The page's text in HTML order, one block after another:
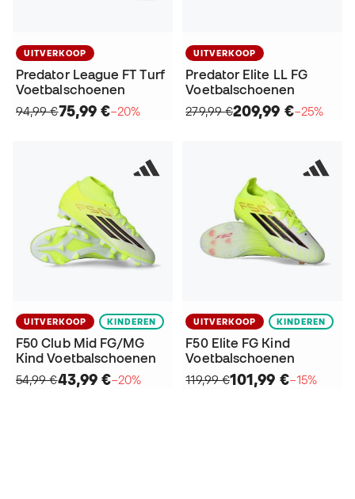
UITVERKOOP
Predator League FT Turf
Voetbalschoenen
94,99 €75,99 €−20%
UITVERKOOP
Predator Elite LL FG
Voetbalschoenen
279,99 €209,99 €−25%
UITVERKOOP KINDEREN
F50 Club Mid FG/MG
Kind Voetbalschoenen
54,99 €43,99 €−20%
UITVERKOOP KINDEREN
F50 Elite FG Kind
Voetbalschoenen
119,99 €101,99 €−15%